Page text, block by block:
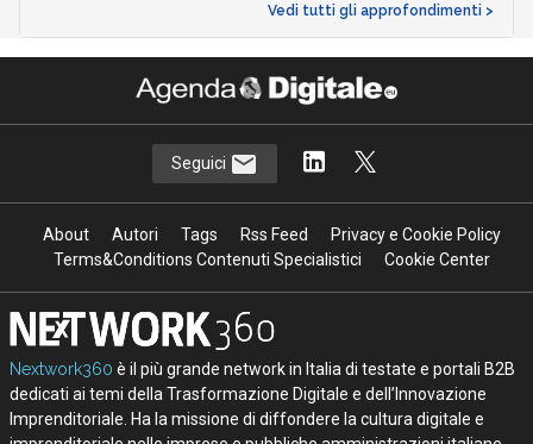
Vedi tutti gli approfondimenti >
Seguici
About Autori Tags Rss Feed
Privacy e Cookie Policy
Terms&Conditions Contenuti Specialistici
Cookie Center
Nextwork360 è il più grande network in Italia di testate e portali B2B
dedicati ai temi della Trasformazione Digitale e dell’Innovazione
Imprenditoriale. Ha la missione di diffondere la cultura digitale e